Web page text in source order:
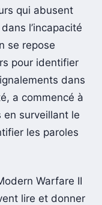
qui abusent
l’incapacité
se repose
pour identifier
dans
a commencé à
en surveillant le
les paroles
Warfare II
lire et donner